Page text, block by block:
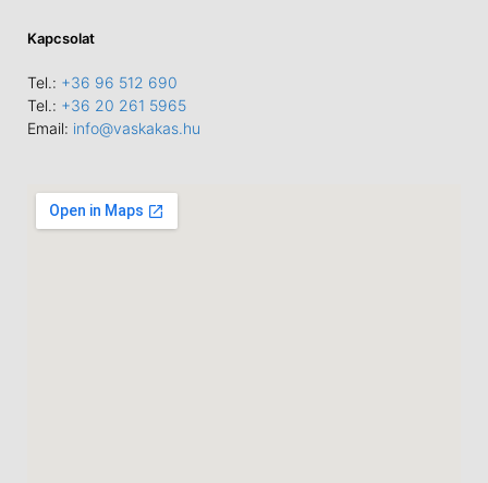
Kapcsolat
Tel.: +36 96 512 690
Tel.: +36 20 261 5965
Email: info@vaskakas.hu